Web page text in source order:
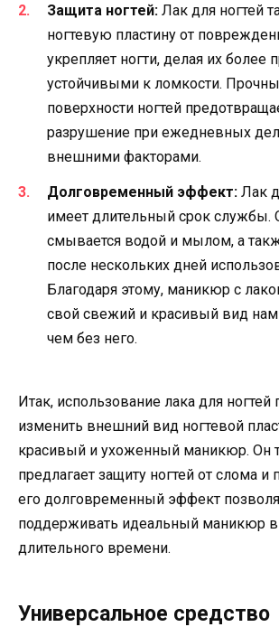
Защита ногтей: Лак для ногтей
ногтевую пластину от
укрепляет ногти, делая их более
устойчивыми к ломкости.
поверхности ногтей
разрушение при ежедневных
внешними факторами.
Долговременный эффект: Лак
имеет длительный срок службы.
смывается водой и мылом, а
после нескольких дней
Благодаря этому, маникюр с
свой свежий и красивый вид
чем без него.
Итак, использование лака для ногтей
изменить внешний вид ногтевой
красивый и ухоженный маникюр. Он
предлагает защиту ногтей от слома
его долговременный эффект
поддерживать идеальный маникюр в
длительного времени.
Универсальное средство